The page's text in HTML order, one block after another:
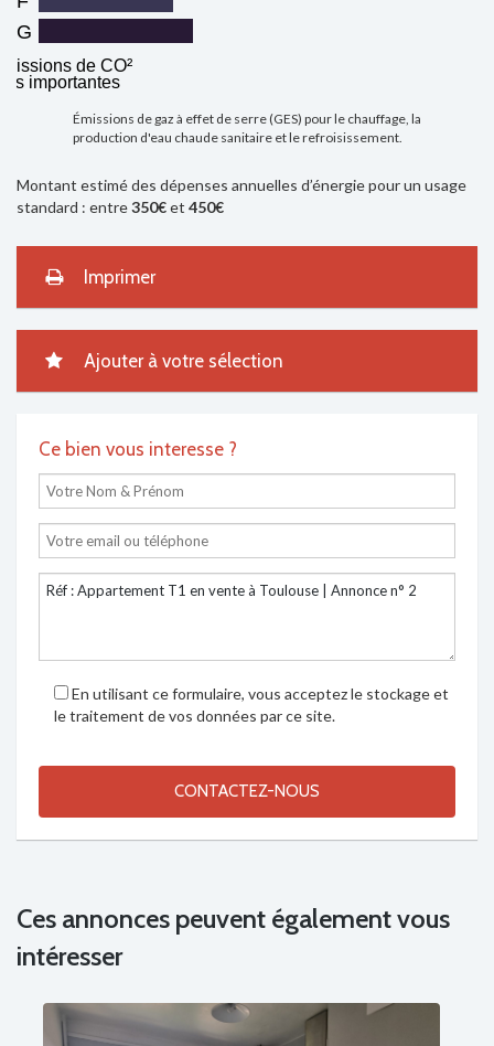
G
de CO²
importantes
Émissions de gaz à effet de serre (GES) pour le chauffage, la
production d'eau chaude sanitaire et le refroisissement.
Montant estimé des dépenses annuelles d’énergie pour un usage
standard : entre350€et 450€
Imprimer
Ajouter à votre sélection
Ce bien vous interesse ?
En utilisant ce formulaire, vous acceptez le stockage et
le traitement de vos données par ce site.
Ces annonces peuvent également vous
intéresser